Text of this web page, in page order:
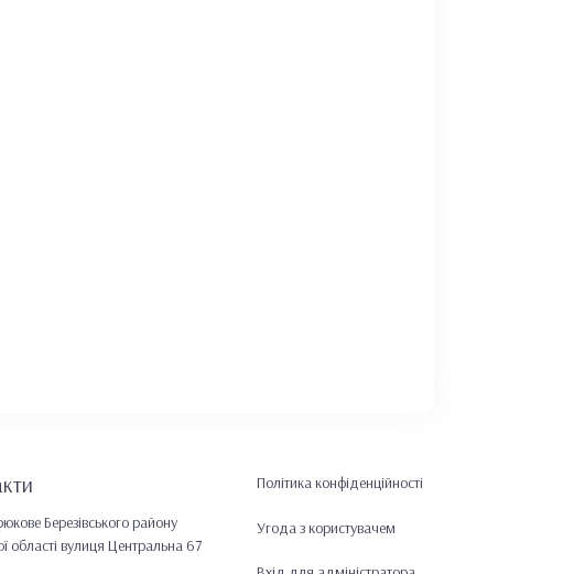
Березівського району
області вулиця Центральна 67
Політика конфіденційності
Угода з користувачем